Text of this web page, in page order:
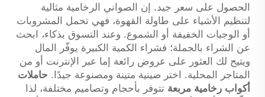
الحصول على سعر جيد. إن الصواني الرخامية مثالية
لتنظيم الأشياء على طاولة القهوة، فهي تحمل المشروبات
أو الوجبات الخفيفة أو الشموع. وعند التسوق بذكاء، ابحث
عن الشراء بالجملة؛ فشراء الكمية الكبيرة يوفّر المال
ويتيح لك العثور على عروض رائعة إما عبر الإنترنت أو من
المتاجر المحلية. اختر صينية متينة ومصنوعة جيدًا. حاملات
أكواب رخامية مربعة تتوفر بأحجام وتصاميم مختلفة، لذا